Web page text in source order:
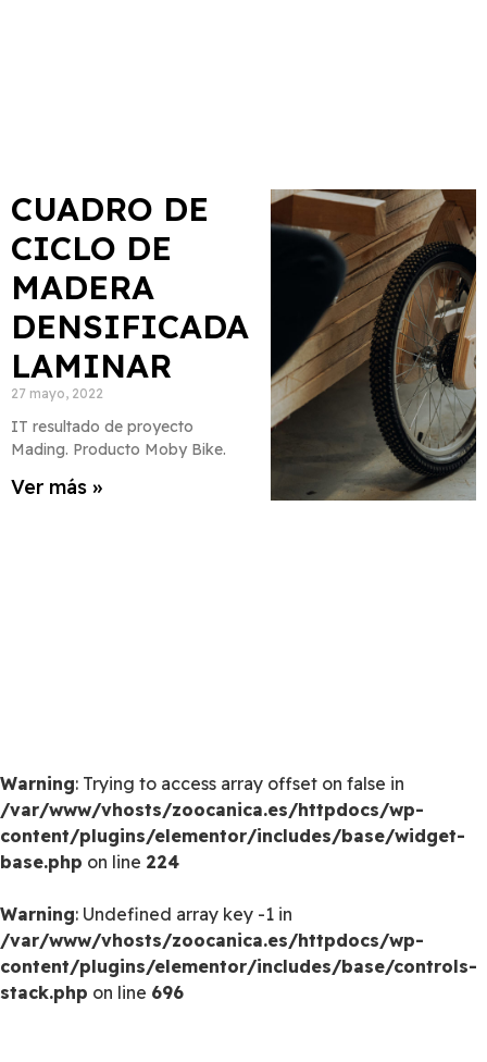
CUADRO DE
CICLO DE
MADERA
DENSIFICADA
LAMINAR
27 mayo, 2022
IT resultado de proyecto
Mading. Producto Moby Bike.
Ver más »
Warning: Trying to access array offset on false in
/var/www/vhosts/zoocanica.es/httpdocs/wp-
content/plugins/elementor/includes/base/widget-
base.php on line 224
Warning: Undefined array key -1 in
/var/www/vhosts/zoocanica.es/httpdocs/wp-
content/plugins/elementor/includes/base/controls-
stack.php on line 696